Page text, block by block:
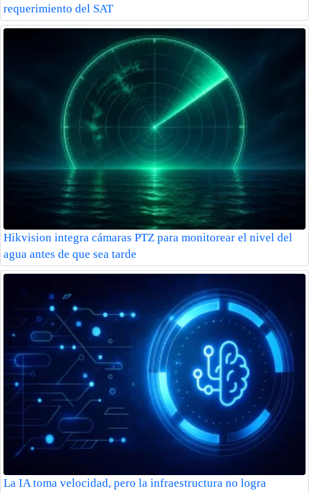
requerimiento del SAT
Hikvision integra cámaras PTZ para monitorear el nivel del
agua antes de que sea tarde
La IA toma velocidad, pero la infraestructura no logra